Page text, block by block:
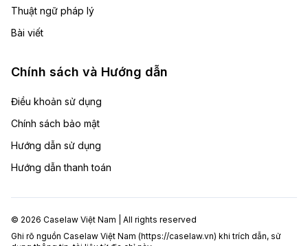
Thuật ngữ pháp lý
Bài viết
Chính sách và Hướng dẫn
Điều khoản sử dụng
Chính sách bảo mật
Hướng dẫn sử dụng
Hướng dẫn thanh toán
© 2026 Caselaw Việt Nam | All rights reserved
Ghi rõ nguồn Caselaw Việt Nam (https://caselaw.vn) khi trích dẫn, sử